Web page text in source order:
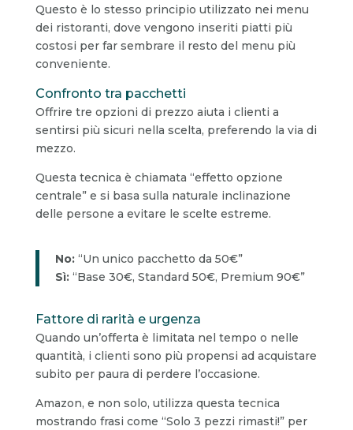
Questo è lo stesso principio utilizzato nei menu
dei ristoranti, dove vengono inseriti piatti più
costosi per far sembrare il resto del menu più
conveniente.
Confronto tra pacchetti
Offrire tre opzioni di prezzo aiuta i clienti a
sentirsi più sicuri nella scelta, preferendo la via di
mezzo.
Questa tecnica è chiamata “effetto opzione
centrale” e si basa sulla naturale inclinazione
delle persone a evitare le scelte estreme.
No:“Un unico pacchetto da 50€”
Sì:“Base 30€, Standard 50€, Premium 90€”
Fattore di rarità e urgenza
Quando un’offerta è limitata nel tempo o nelle
quantità, i clienti sono più propensi ad acquistare
subito per paura di perdere l’occasione.
Amazon, e non solo, utilizza questa tecnica
mostrando frasi come “Solo 3 pezzi rimasti!” per